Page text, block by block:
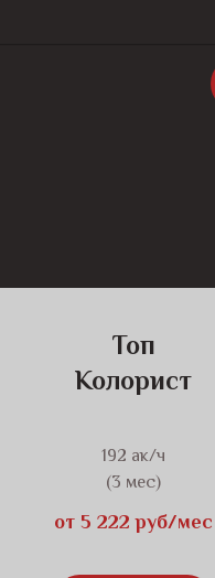
Топ
Колорист
192 ак/ч
(3 мес)
от 5 222 руб/мес